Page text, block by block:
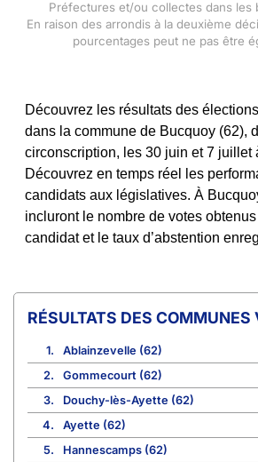
Préfectures et/ou collectes dans les
En raison des arrondis à la deuxième
pourcentages peut ne pas être
Découvrez les résultats des
dans la commune de Bucquoy (62),
circonscription, les 30 juin et 7 juillet
Découvrez en temps réel les
candidats aux législatives. À
incluront le nombre de votes
candidat et le taux d’abstention
COMMUNES
1.
Ablainzevelle (62)
2.
Gommecourt (62)
3.
Douchy-lès-Ayette (62)
4.
Ayette (62)
5.
Hannescamps (62)